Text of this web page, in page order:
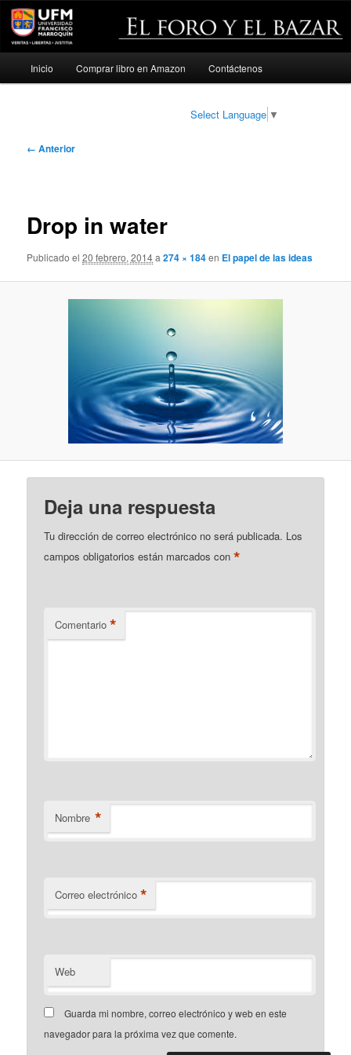
Ir
Inicio Comprar libro en Amazon Contáctenos
Select Language ▼
Navegador
← Anterior
Drop in water
Publicado el 20 febrero, 2014a274 × 184en El papel de las ideas
Deja una respuesta
Tu dirección de correo electrónico no será publicada. Los
campos obligatorios están marcados con*
Comentario *
Nombre *
Correo electrónico *
Web
Guarda mi nombre, correo electrónico y web en este
navegador para la próxima vez que comente.